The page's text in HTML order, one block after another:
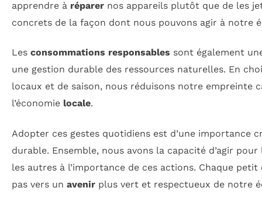
apprendre à réparer nos appareils plutôt que de les
concrets de la façon dont nous pouvons agir à notre
Les consommations responsables sont également
une gestion durable des ressources naturelles. En
locaux et de saison, nous réduisons notre empreinte
l’économie locale.
Adopter ces gestes quotidiens est d’une importance
durable. Ensemble, nous avons la capacité d’agir
les autres à l’importance de ces actions. Chaque
pas vers un avenir plus vert et respectueux de notre